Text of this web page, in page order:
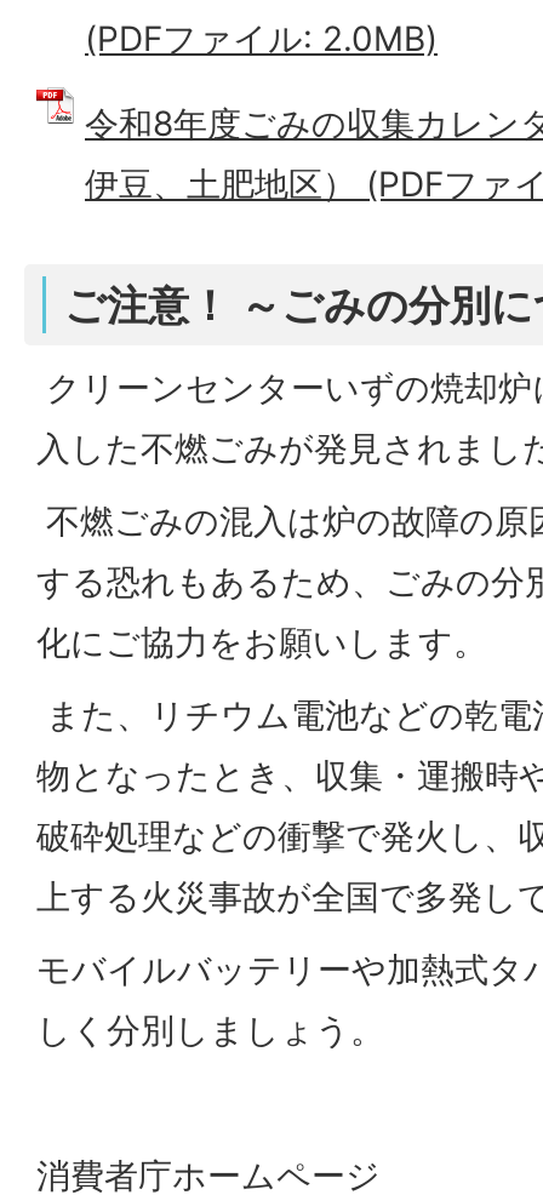
(PDFファイル: 2.0MB)
令和8年度ごみの収集カレン
伊豆、土肥地区） (PDFファ
ご注意！ ～ごみの分別
クリーンセンターいずの焼却
入した不燃ごみが発見されまし
不燃ごみの混入は炉の故障の
する恐れもあるため、ごみの分
化にご協力をお願いします。
また、リチウム電池などの乾
物となったとき、収集・運搬時
破砕処理などの衝撃で発火し、
上する火災事故が全国で多発し
モバイルバッテリーや加熱式タ
しく分別しましょう。
消費者庁ホームページ